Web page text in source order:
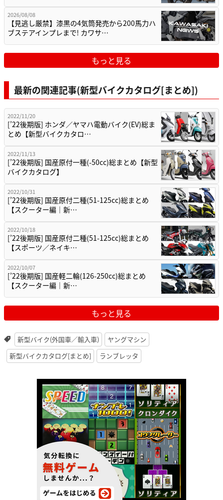
2026/08/08
【見逃し厳禁】漆黒の4気筒発売から200馬力ハ
ブステアインプレまで! カワサ…
もっと見る
最新の関連記事(新型バイクカタログ[まとめ])
2022/11/20
[’22後期版] ホンダ／ヤマハ電動バイク(EV)総ま
とめ【新型バイクカタロ…
2022/11/13
[’22後期版] 国産原付一種(-50cc)総まとめ【新型
バイクカタログ】
2022/10/31
[’22後期版] 国産原付二種(51-125cc)総まとめ
【スクーター編｜新…
2022/10/18
[’22後期版] 国産原付二種(51-125cc)総まとめ
【スポーツ／ネイキ…
2022/10/07
[’22後期版] 国産軽二輪(126-250cc)総まとめ
【スクーター編｜新…
もっと見る
新型バイク(外国車／輸入車)
ヤングマシン
新型バイクカタログ[まとめ]
ランブレッタ